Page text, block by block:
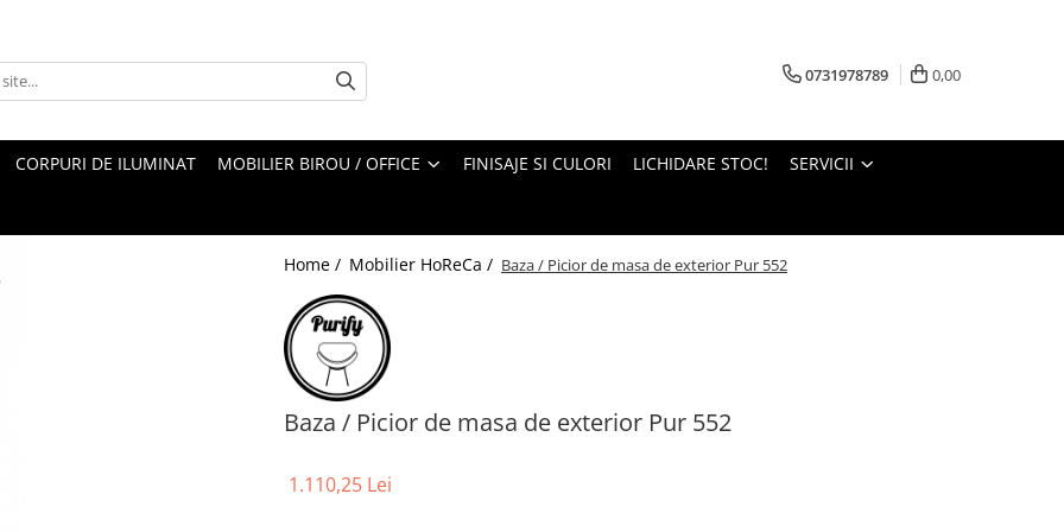
0731978789 0,00
CORPURI DE ILUMINAT MOBILIER BIROU / OFFICE FINISAJE SI CULORI LICHIDARE STOC! SERVICII
Home / Mobilier HoReCa / Baza / Picior de masa de exterior Pur 552
Baza / Picior de masa de exterior Pur 552
1.110,25 Lei